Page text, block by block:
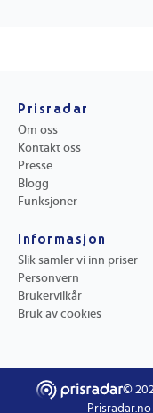
Prisradar
Om oss
Kontakt oss
Presse
Blogg
Funksjoner
Informasjon
Slik samler vi inn priser
Personvern
Brukervilkår
Bruk av cookies
©